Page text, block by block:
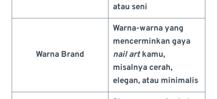
atau seni
Warna Brand
Warna-warna yang
mencerminkan gaya
nail artkamu,
misalnya cerah,
elegan, atau minimalis